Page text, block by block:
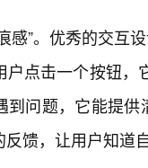
感”。优秀的交互
户点击一个按钮
到问题，它能提
馈，让用户知道